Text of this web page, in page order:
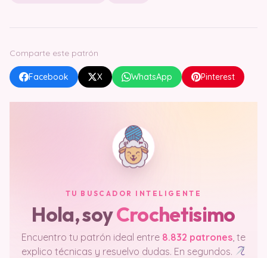
Comparte este patrón
Facebook X WhatsApp Pinterest
TU BUSCADOR INTELIGENTE
Hola, soyCrochetisimo
Encuentro tu patrón ideal entre 8.832 patrones , te
explico técnicas y resuelvo dudas. En segundos.